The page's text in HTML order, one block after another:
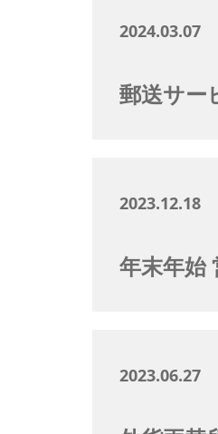
2024.03.07
郵送サー
2023.12.18
2023.06.27